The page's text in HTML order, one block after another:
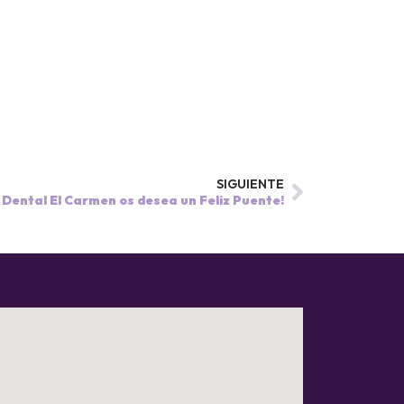
SIGUIENTE
El Carmen os desea un Feliz Puente!